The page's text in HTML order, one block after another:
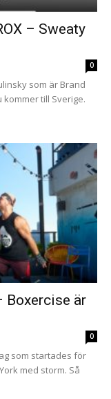
– Sweaty
0
som är Brand
till Sverige.
Boxercise är
0
som startades för
med storm. Så